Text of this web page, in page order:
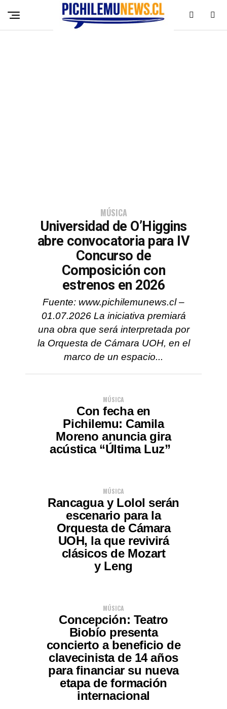
MÚSICA
Universidad de O’Higgins
abre convocatoria para IV
Concurso de
Composición con
estrenos en 2026
Fuente: www.pichilemunews.cl –
01.07.2026 La iniciativa premiará
una obra que será interpretada por
la Orquesta de Cámara UOH, en el
marco de un espacio...
MÚSICA
Con fecha en
Pichilemu: Camila
Moreno anuncia gira
acústica “Última Luz”
MÚSICA
Rancagua y Lolol serán
escenario para la
Orquesta de Cámara
UOH, la que revivirá
clásicos de Mozart
y Leng
MÚSICA
Concepción: Teatro
Biobío presenta
concierto a beneficio de
clavecinista de 14 años
para financiar su nueva
etapa de formación
internacional